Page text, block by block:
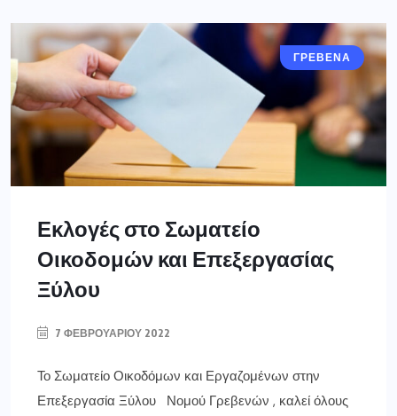
ΓΡΕΒΕΝΑ
Εκλογές στο Σωματείο
Οικοδομών και Επεξεργασίας
Ξύλου
7 ΦΕΒΡΟΥΑΡΊΟΥ 2022
Το Σωματείο Οικοδόμων και Εργαζομένων στην
Επεξεργασία Ξύλου Νομού Γρεβενών , καλεί όλους